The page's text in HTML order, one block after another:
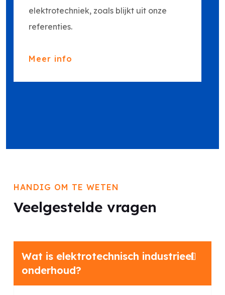
elektrotechniek, zoals blijkt uit onze
referenties.
Meer info
HANDIG OM TE WETEN
Veelgestelde vragen
Wat is elektrotechnisch industrieel
onderhoud?